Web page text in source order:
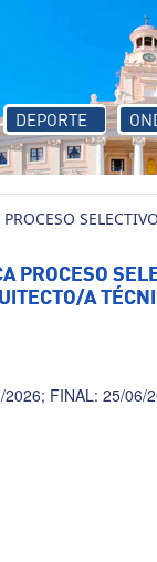
DEPORTE
PROCESO
A
2026; FINAL: 25/06/